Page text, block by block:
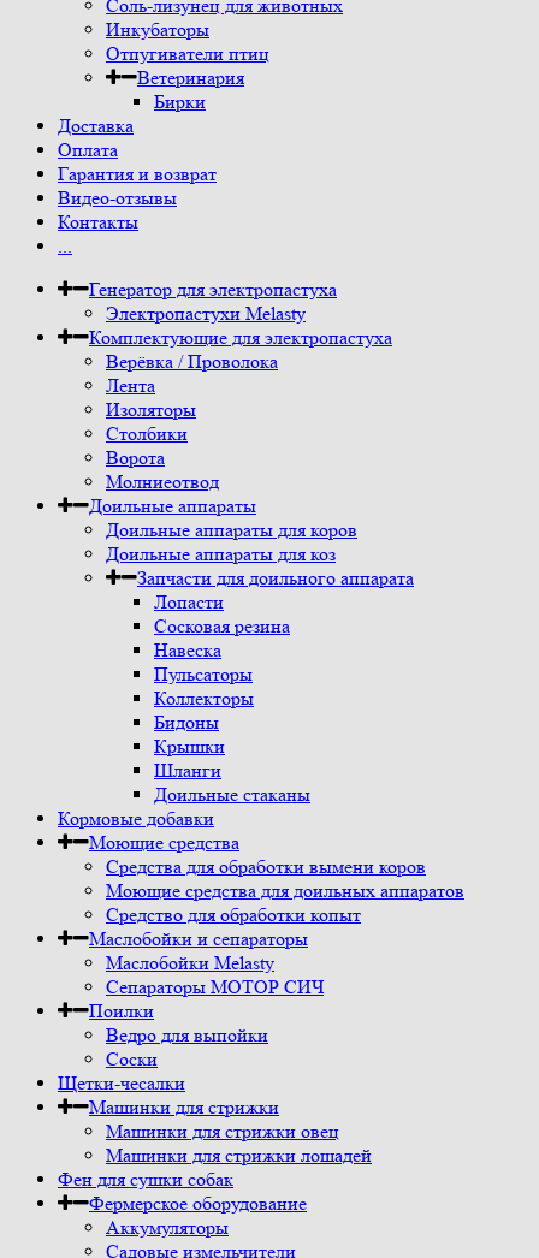
Соль-лизунец для животных
Инкубаторы
Отпугиватели птиц
Ветеринария
Бирки
Доставка
Оплата
Гарантия и возврат
Видео-отзывы
Контакты
...
Генератор для электропастуха
Электропастухи Melasty
Комплектующие для электропастуха
Верёвка / Проволока
Лента
Изоляторы
Столбики
Ворота
Молниеотвод
Доильные аппараты
Доильные аппараты для коров
Доильные аппараты для коз
Запчасти для доильного аппарата
Лопасти
Сосковая резина
Навеска
Пульсаторы
Коллекторы
Бидоны
Крышки
Шланги
Доильные стаканы
Кормовые добавки
Моющие средства
Средства для обработки вымени коров
Моющие средства для доильных аппаратов
Средство для обработки копыт
Маслобойки и сепараторы
Маслобойки Melasty
Сепараторы МОТОР СИЧ
Поилки
Ведро для выпойки
Соски
Щетки-чесалки
Машинки для стрижки
Машинки для стрижки овец
Машинки для стрижки лошадей
Фен для сушки собак
Фермерское оборудование
Аккумуляторы
Садовые измельчители